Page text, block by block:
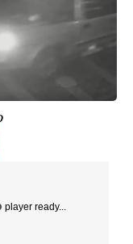
player ready...